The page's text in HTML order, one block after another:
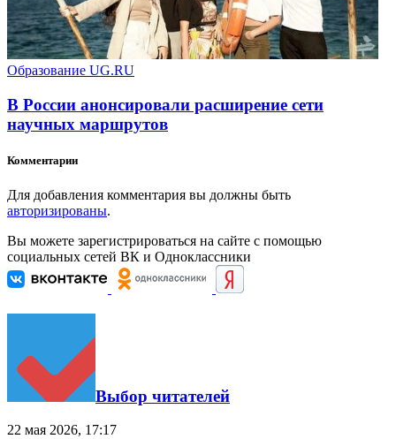
Образование UG.RU
В России анонсировали расширение сети
научных маршрутов
Комментарии
Для добавления комментария вы должны быть
авторизированы.
Вы можете зарегистрироваться на сайте с помощью
социальных сетей ВК и Одноклассники
Выбор читателей
22 мая 2026, 17:17